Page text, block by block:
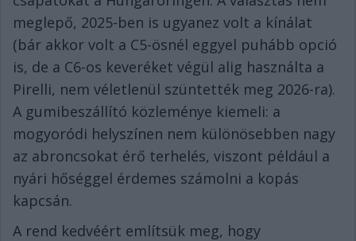
meglepő, 2025-ben is ugyanez volt a kínálat
(bár akkor volt a C5-ösnél eggyel puhább opció
is, de a C6-os keveréket végül alig használta a
Pirelli, nem véletlenül szüntették meg 2026-ra).
A gumibeszállító közleménye kiemeli: a
mogyoródi helyszínen nem különösebben nagy
az abroncsokat érő terhelés, viszont például a
nyári hőséggel érdemes számolni a kopás
kapcsán.
A rend kedvéért említsük meg, hogy